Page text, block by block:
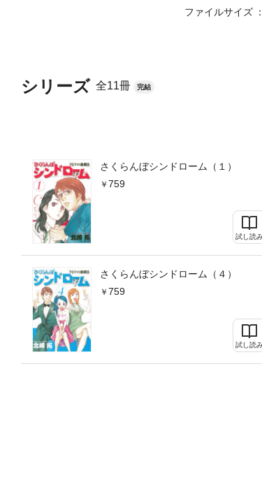
シリーズ 全11冊 完結
さくらんぼシンドローム（１）
759
試し読
さくらんぼシンドローム（４）
759
試し読
ファイルサイズ